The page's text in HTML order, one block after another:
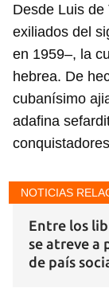
Desde Luis
exiliados del
en 1959–, la
hebrea. De
cubanísimo
adafina
NOTICIAS
Entre los
se atreve a
de país